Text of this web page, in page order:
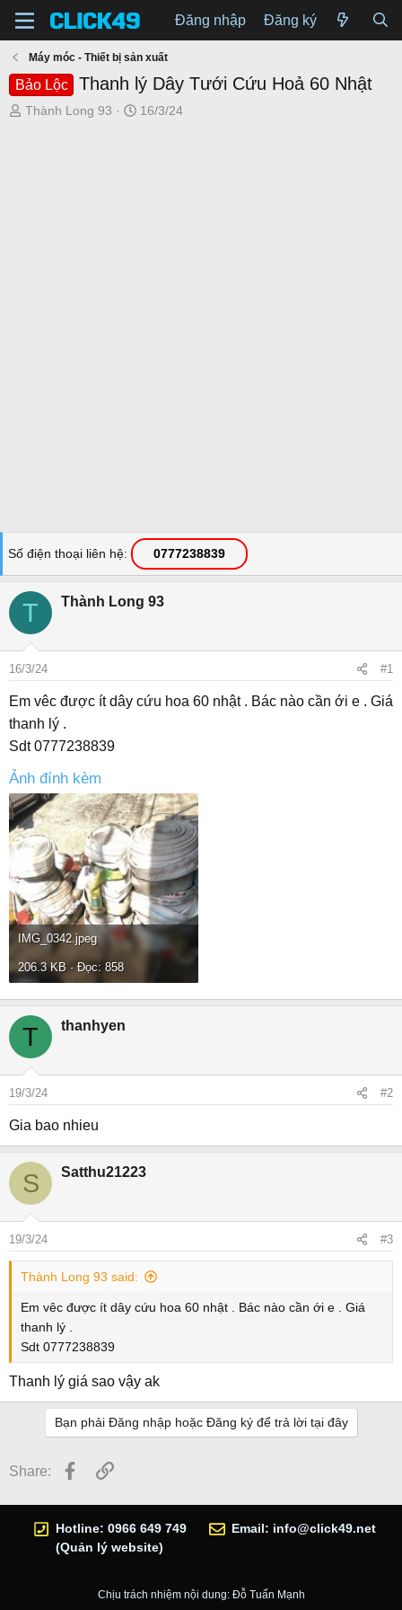
Đăng nhập Đăng ký
Máy móc - Thiết bị sản xuất
Bảo Lộc Thanh lý Dây Tưới Cứu Hoả 60 Nhật
T
Thành Long 93
N
16/3/24
Số điện thoại liên hệ 0777238839
T Thành Long 93
16/3/24 #1
Em vêc được ít dây cứu hoa 60 nhật . Bác nào cần ới e . Giá
thanh lý .
Sdt 0777238839
Ảnh đính kèm
IMG_0342.jpeg
206.3 KB · Đọc: 858
T thanhyen
19/3/24 #2
Gia bao nhieu
S Satthu21223
19/3/24 #3
Thành Long 93 said:
Em vêc được ít dây cứu hoa 60 nhật . Bác nào cần ới e . Giá
thanh lý .
Sdt 0777238839
Thanh lý giá sao vậy ak
Bạn phải Đăng nhập hoặc Đăng ký để trả lời tại đây
Share: Facebook
Link
Hotline: 0966 649 749
(Quản lý website)
Email: info@click49.net
Chịu trách nhiệm nội dung: Đỗ Tuấn Mạnh